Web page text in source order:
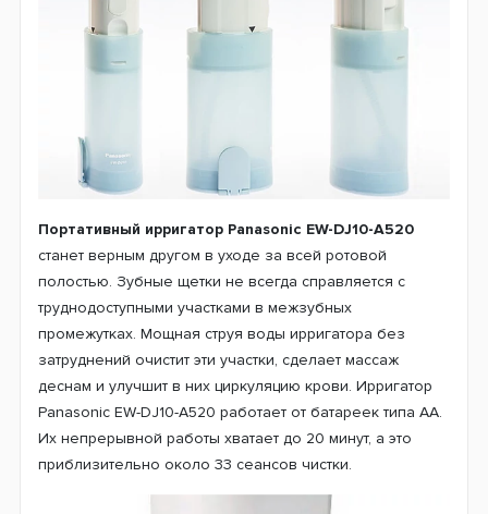
Портативный ирригатор Panasonic EW-DJ10-A520
станет верным другом в уходе за всей ротовой
полостью. Зубные щетки не всегда справляется с
труднодоступными участками в межзубных
промежутках. Мощная струя воды ирригатора без
затруднений очистит эти участки, сделает массаж
деснам и улучшит в них циркуляцию крови. Ирригатор
Panasonic EW-DJ10-A520 работает от батареек типа AA.
Их непрерывной работы хватает до 20 минут, а это
приблизительно около 33 сеансов чистки.